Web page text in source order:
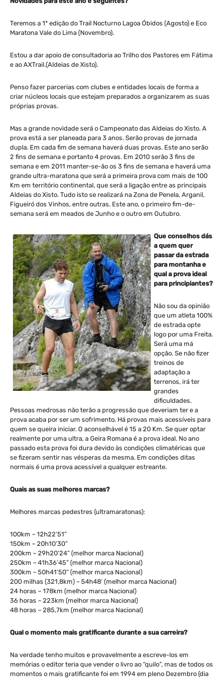
Teremos a 1ª edição do Trail Nocturno Lagoa Óbidos (Agosto) e Eco
Maratona Vale do Lima (Novembro).
Estou a dar apoio de consultadoria ao Trilho dos Pastores em Fátima
e ao AXTrail.(Aldeias de Xisto).
Penso fazer parcerias com clubes e entidades locais de forma a
criar núcleos locais que estejam preparados a organizarem as suas
próprias provas.
Mas a grande novidade será o Campeonato das Aldeias do Xisto. A
prova está a ser planeada para 3 anos. Serão provas de jornada
dupla. Em cada fim de semana haverá duas provas. Este ano serão
2 fins de semana e portanto 4 provas. Em 2010 serão 3 fins de
semana e em 2011 manter-se-ão os 3 fins de semana e haverá uma
grande ultra-maratona que será a primeira prova com mais de 100
Km em território continental, que será a ligação entre as principais
Aldeias do Xisto. Tudo isto se realizará na Zona de Penela, Arganil,
Figueiró dos Vinhos, entre outras. Este ano, o primeiro fim-de-
semana será em meados de Junho e o outro em Outubro.
Que conselhos dás
a quem quer
passar da estrada
para montanha e
qual a prova ideal
para principiantes?
Não sou da opinião
que um atleta 100%
de estrada opte
logo por uma Freita.
Será uma má
opção. Se não fizer
treinos de
adaptação a
terrenos, irá ter
grandes
dificuldades.
Pessoas medrosas não terão a progressão que deveriam ter e a
prova acaba por ser um sofrimento. Há provas mais acessíveis para
quem se queira iniciar. O aconselhável é 15 a 20 Km. Se quer optar
realmente por uma ultra, a Geira Romana é a prova ideal. No ano
passado esta prova foi dura devido às condições climatéricas que
se fizeram sentir nas vésperas da mesma. Em condições ditas
normais é uma prova acessível a qualquer estreante.
Quais as suas melhores marcas?
Melhores marcas pedestres (ultramaratonas):
100km – 12h22’51”
150km – 20h10’30”
200km – 29h20’24” (melhor marca Nacional)
250km – 41h36’45” (melhor marca Nacional)
300km – 50h41’50” (melhor marca Nacional)
200 milhas (321,8km) – 54h48′ (melhor marca Nacional)
24 horas – 178km (melhor marca Nacional)
36 horas – 223km (melhor marca Nacional)
48 horas – 285,7km (melhor marca Nacional)
Qual o momento mais gratificante durante a sua carreira?
Na verdade tenho muitos e provavelmente a escreve-los em
memórias o editor teria que vender o livro ao “quilo”, mas de todos os
momentos o mais gratificante foi em 1994 em pleno Dezembro (dia